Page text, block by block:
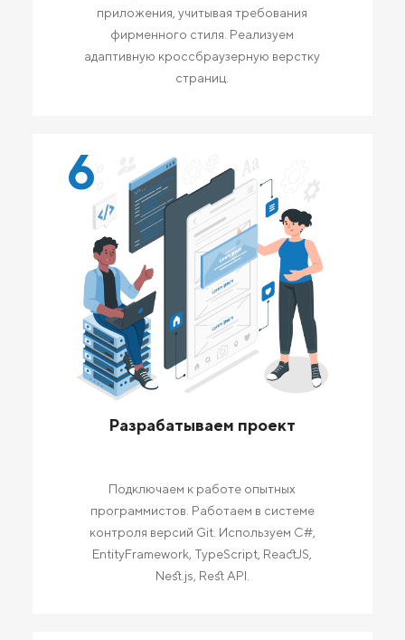
приложения, учитывая требования
фирменного стиля. Реализуем
адаптивную кроссбраузерную верстку
страниц.
6
Разрабатываем проект
Подключаем к работе опытных
программистов. Работаем в системе
контроля версий Git. Используем C#,
EntityFramework, TypeScript, ReactJS,
Nest.js, Rest API.